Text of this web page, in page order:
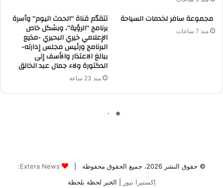
© حقوق النشر 2026، جميع الحقوق محفوظة |
Extera News:
إكستيرا نيوز
| الخبر لحظة بلحظة